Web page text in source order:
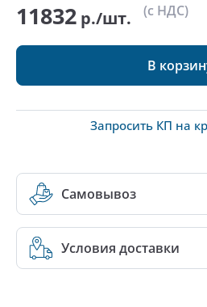
11832 р./шт. (с НДС)
В
Запросить КП на
Самовывоз
Условия доставки